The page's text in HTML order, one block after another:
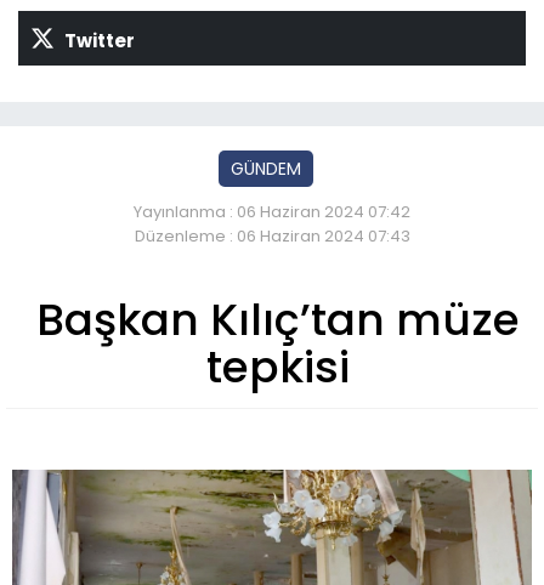
Twitter
GÜNDEM
Yayınlanma : 06 Haziran 2024 07:42
Düzenleme : 06 Haziran 2024 07:43
Başkan Kılıç’tan müze
tepkisi